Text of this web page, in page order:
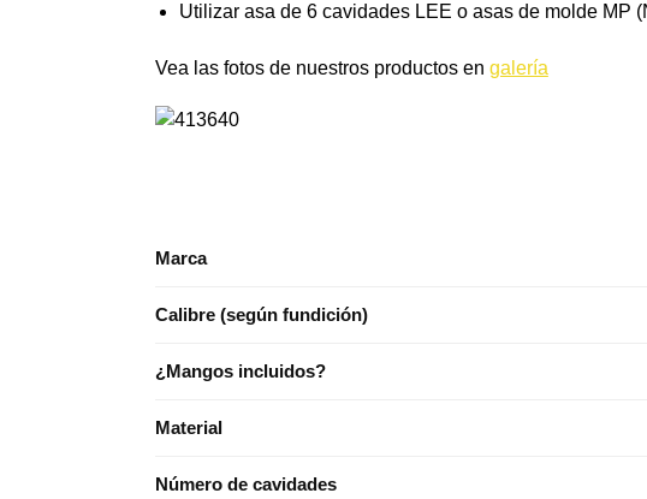
Utilizar asa de 6 cavidades LEE o asas de molde MP
Vea las fotos de nuestros productos en galería
Marca
Calibre (según fundición)
¿Mangos incluidos?
Material
Número de cavidades